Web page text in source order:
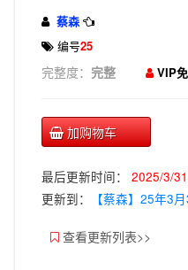
蔡森
编号25
完整度： 完整 VIP
加购物车
最后更新时间： 2025/3/
更新到：
【蔡森】25年3
查看更新列表>>